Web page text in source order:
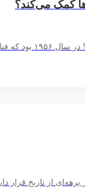
کمک می‌کند؟
به بازار...
از تاریخ قرار